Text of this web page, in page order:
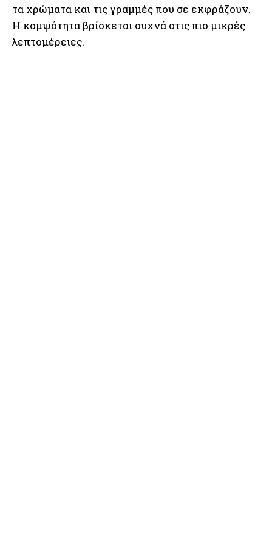
τα χρώματα και τις γραμμές που σε εκφράζουν.
Η κομψότητα βρίσκεται συχνά στις πιο μικρές
λεπτομέρειες.